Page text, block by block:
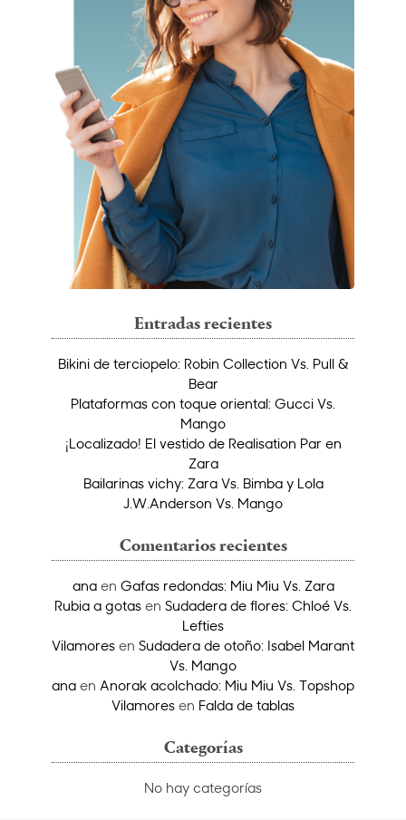
Entradas recientes
Bikini de terciopelo: Robin Collection Vs. Pull &
Bear
Plataformas con toque oriental: Gucci Vs.
Mango
¡Localizado! El vestido de Realisation Par en
Zara
Bailarinas vichy: Zara Vs. Bimba y Lola
J.W.Anderson Vs. Mango
Comentarios recientes
anaen Gafas redondas: Miu Miu Vs. Zara
Rubia a gotas en Sudadera de flores: Chloé Vs.
Lefties
Vilamores en Sudadera de otoño: Isabel Marant
Vs. Mango
ana en Anorak acolchado: Miu Miu Vs. Topshop
Vilamores en Falda de tablas
Categorías
No hay categorías